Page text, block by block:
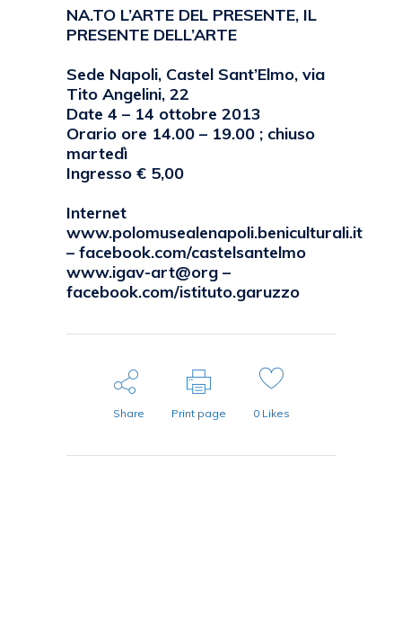
NA.TO L’ARTE DEL PRESENTE, IL
PRESENTE DELL’ARTE
Sede Napoli, Castel Sant’Elmo, via
Tito Angelini, 22
Date 4 – 14 ottobre 2013
Orario ore 14.00 – 19.00 ; chiuso
martedì
Ingresso € 5,00
Internet
www.polomusealenapoli.beniculturali.it
– facebook.com/castelsantelmo
www.igav-art@org –
facebook.com/istituto.garuzzo
Share Print page 0Likes